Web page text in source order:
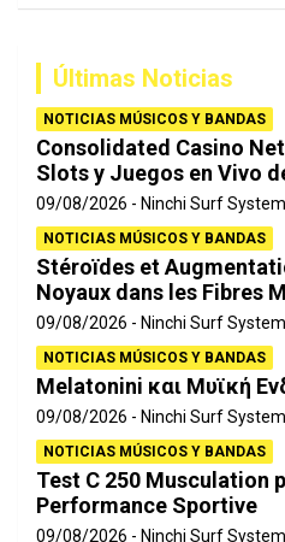
Últimas Noticias
NOTICIAS MÚSICOS Y BANDAS
Consolidated Casino
Slots y Juegos en Vivo
09/08/2026 Ninchi Surf System
NOTICIAS MÚSICOS Y BANDAS
Stéroïdes et
Noyaux dans les Fibres
09/08/2026 Ninchi Surf System
NOTICIAS MÚSICOS Y BANDAS
Melatonini και Μυϊκή
09/08/2026 Ninchi Surf System
NOTICIAS MÚSICOS Y BANDAS
Test C 250 Musculation
Performance Sportive
09/08/2026 Ninchi Surf System